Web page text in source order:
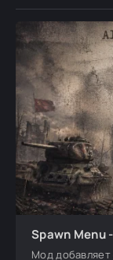
Spawn Menu
Мод